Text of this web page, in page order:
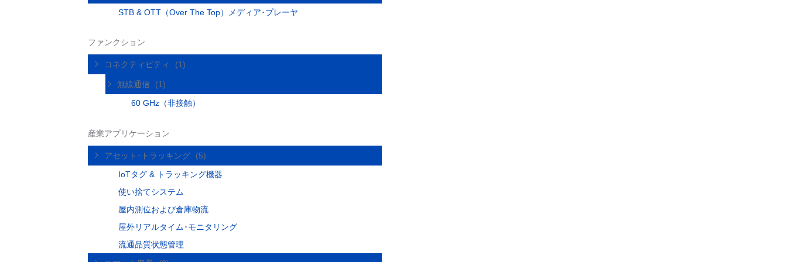
STB & OTT（Over The Top）メディア･プレーヤ
ファンクション
コネクティビティ (1)
無線通信
(1)
60 GHz（非接触）
産業アプリケーション
アセット･トラッキング
(5)
IoTタグ & トラッキング機器
使い捨てシステム
屋内測位および倉庫物流
屋外リアルタイム･モニタリング
流通品質状態管理